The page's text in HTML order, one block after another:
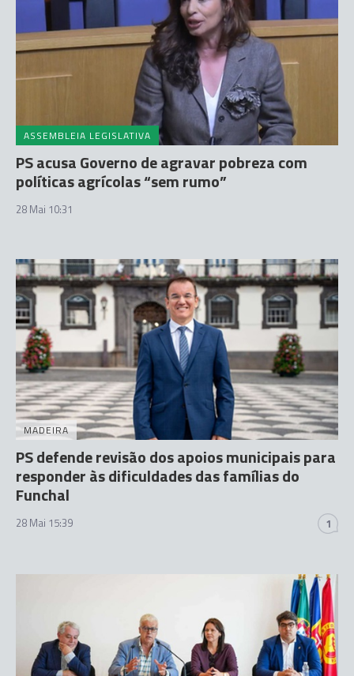
ASSEMBLEIA LEGISLATIVA
PS acusa Governo de agravar pobreza com
políticas agrícolas “sem rumo”
28 Mai 10:31
MADEIRA
PS defende revisão dos apoios municipais para
responder às dificuldades das famílias do
Funchal
28 Mai 15:39 1